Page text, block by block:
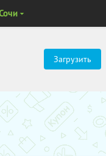
Загрузить